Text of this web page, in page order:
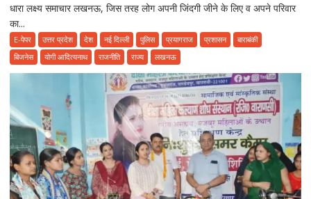
तथास्तु
के
आरोप,
नहीं
देते
खून
पसीने
की
रकम
धारा लक्ष्य समाचार लखनऊ, जिस तरह लोग अपनी जिंदगी जीने के लिए व अपने परिवार
का...
E-पेपर उत्तर प्रदेश देश नई दिल्ली पुलिस प्रयागराज प्रशासन
बाराबंकी
बिजनेस
योगी आदित्यनाथ राजनीति राज्य लखनऊ